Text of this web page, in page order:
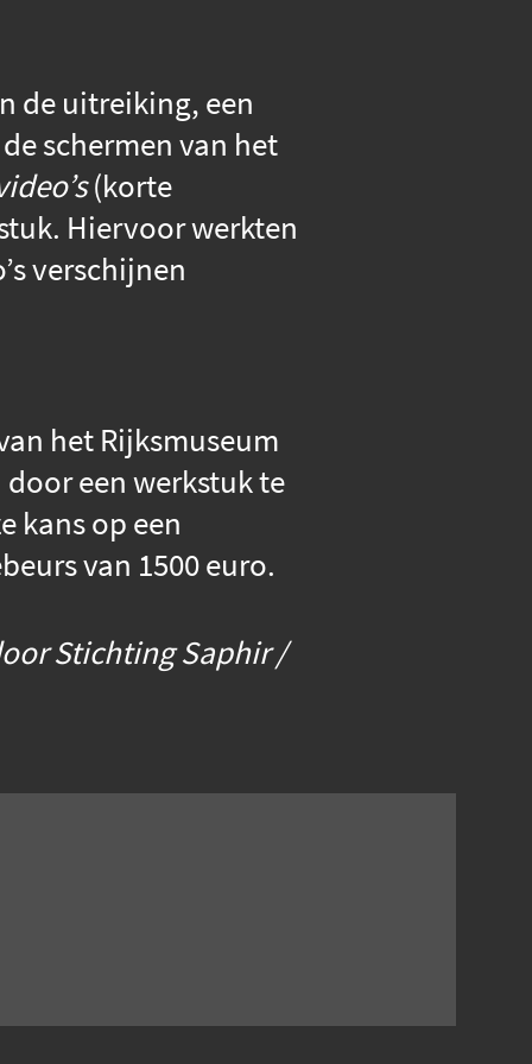
de uitreiking, een
schermen van het
(korte
Hiervoor werkten
verschijnen
het Rijksmuseum
een werkstuk te
kans op een
van 1500 euro.
Stichting Saphir /